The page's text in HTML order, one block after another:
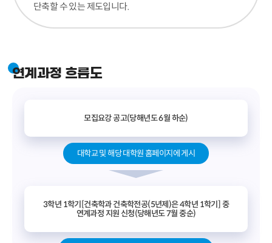
단축할 수 있는 제도입니다.
연계과정 흐름도
모집요강 공고(당해년도 6월 하순)
대학교 및 해당 대학원 홈페이지에 게시
3학년 1학기[건축학과 건축학전공(5년제)은 4학년 1학기] 중
연계과정 지원 신청(당해년도 7월 중순)